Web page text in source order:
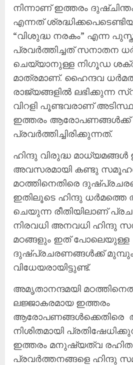
നിന്നാണ് ഇത്തരം
എന്നത്
“വിശുദ്ധ നരകം” എന്ന
പ്രവര്‍ത്തിച്ചത് സനാതന
ചെയ്യാനുള്ള നിഗൂഡ
മാത്രമാണ്. ഹൈന്ദവ
രാജ്യങ്ങളില്‍ ലഭിക്കുന്ന
വിറളി പൂണ്ടവരാണ്
ഇത്തരം ആരോപണങ്ങള്‍ക്ക്
പ്രവര്‍ത്തിച്ചിരിക്കുന്നത്.
ഹിന്ദു വിരുദ്ധ
അവസരമായി കണ്ടു
മഠത്തിനെതിരെ
ഇതിലൂടെ ഹിന്ദു ധര്‍മത്തെ
ചെയുന്ന രീതിയിലാണ്
നിരവധി അനവധി ഹിന്ദു
മഠങ്ങളും ഇത് പോലെയുള്ള
ദുഷ്പ്രചരണങ്ങള്‍ക്ക്‌
വിധേയരായിട്ടുണ്ട്.
അമൃതാനന്ദമയി
ലജ്ജാകരമായ ഇത്തരം
നിശിതമായി
ഇത്തരം മനുഷ്യത്വ രഹിത
പ്രവര്‍ത്തനങ്ങളെ ഹിന്ദു